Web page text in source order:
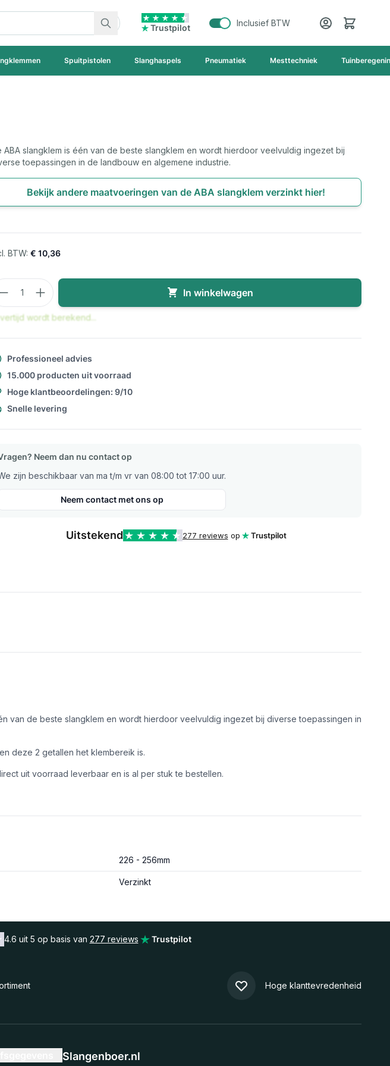
Trustpilot
Inclusief BTW Cart
Spuitpistolen Slanghaspels Pneumatiek Mesttechniek
ABA slangklem is één van de beste slangklem en wordt hierdoor veelvuldig ingezet bij
toepassingen in de landbouw en algemene industrie.
Bekijk andere maatvoeringen van de ABA slangklem verzinkt hier!
€ 10,36
In winkelwagen
wordt berekend...
Professioneel advies
15.000 producten uit voorraad
Hoge klantbeoordelingen: 9/10
Snelle levering
Neem dan nu contact op
zijn beschikbaar van ma t/m vr van 08:00 tot 17:00 uur.
Neem contact met ons op
Uitstekend 277 reviews op Trustpilot
van de beste slangklem en wordt hierdoor veelvuldig ingezet bij diverse toepassingen in
deze 2 getallen het klembereik is.
uit voorraad leverbaar en is al per stuk te bestellen.
226 - 256mm
Verzinkt
4.6 uit 5 op basis van 277 reviews Trustpilot
Hoge klanttevredenheid
Slangenboer.nl